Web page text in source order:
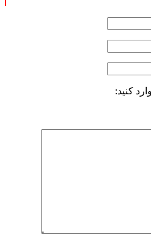
کنید: